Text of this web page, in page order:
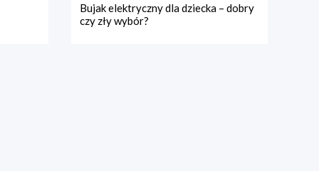
Bujak elektryczny dla dziecka – dobry
czy zły wybór?